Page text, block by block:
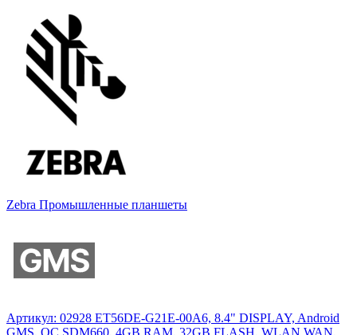
Zebra Промышленные планшеты
Артикул: 02928 ET56DE-G21E-00A6, 8.4" DISPLAY, Android
GMS, QC SDM660, 4GB RAM, 32GB FLASH, WLAN WAN,